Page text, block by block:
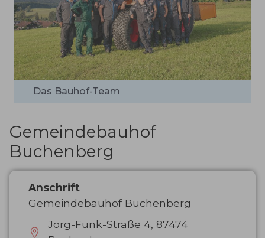
Das Bauhof-Team
Gemeindebauhof
Buchenberg
Anschrift
Gemeindebauhof Buchenberg
Jörg-Funk-Straße 4, 87474